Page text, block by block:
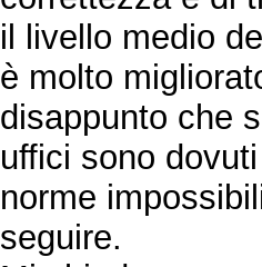
il livello medio
è molto
disappunto che
uffici sono
norme
seguire.